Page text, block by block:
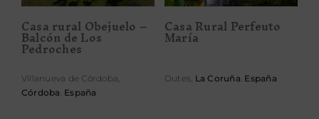
Casa rural Obejuelo –
Balcón de Los
Pedroches
Villanueva de Córdoba,
Córdoba . España
Casa Rural Perfeuto
María
Outes, La Coruña. España